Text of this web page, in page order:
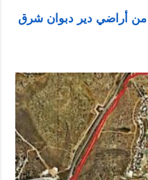
على 18 دونما من أراضي دير دبوان شرق